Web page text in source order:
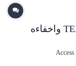
كتابة نص توضيحي داخل TEXT BOX واخفاءه